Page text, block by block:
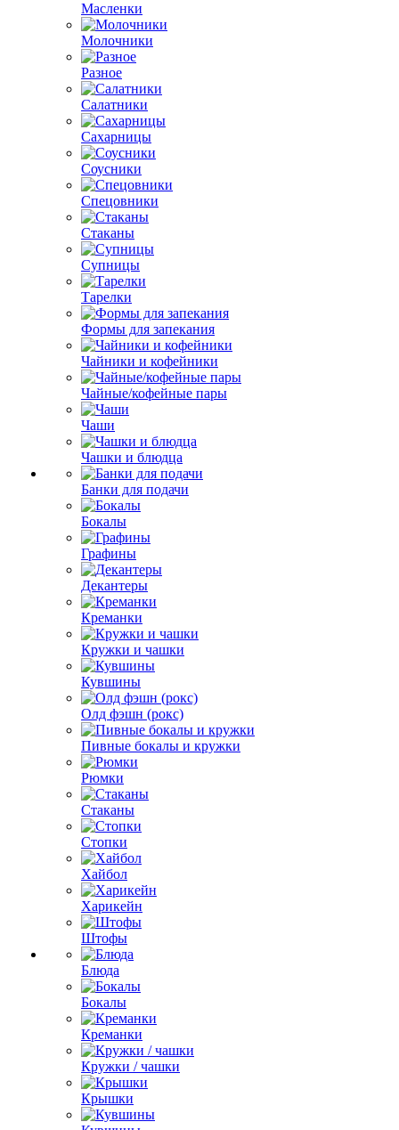
Масленки
Молочники
Разное
Салатники
Сахарницы
Соусники
Спецовники
Стаканы
Супницы
Тарелки
Формы для запекания
Чайники и кофейники
Чайные/кофейные пары
Чаши
Чашки и блюдца
Банки для подачи
Бокалы
Графины
Декантеры
Креманки
Кружки и чашки
Кувшины
Олд фэшн (рокс)
Пивные бокалы и кружки
Рюмки
Стаканы
Стопки
Хайбол
Харикейн
Штофы
Блюда
Бокалы
Креманки
Кружки / чашки
Крышки